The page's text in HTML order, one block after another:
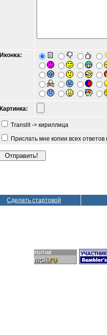
Иконка:
Картинка:
Translit -> кириллица
Прислать мне копии всех
Сделать стартовой